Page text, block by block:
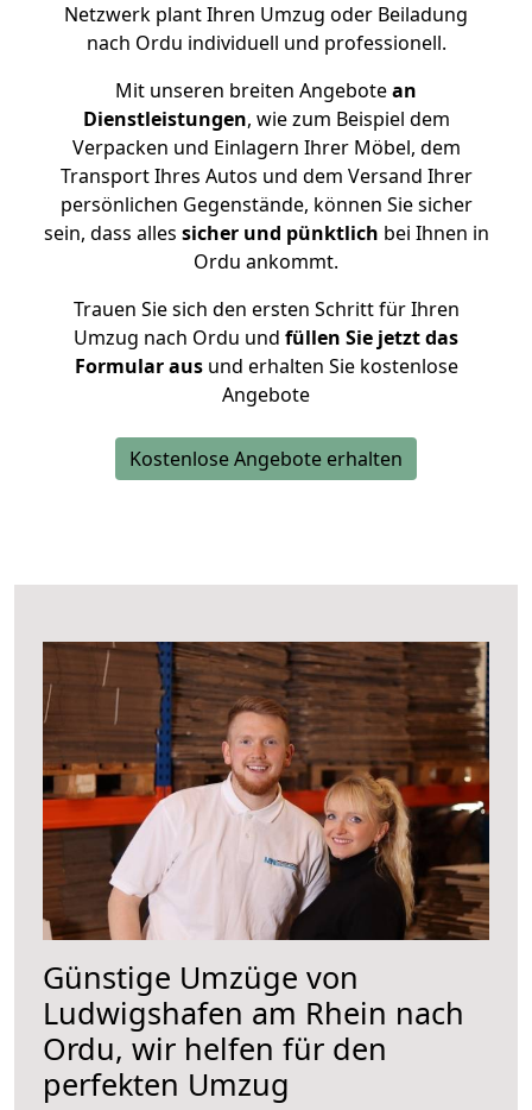
Netzwerk plant Ihren Umzug oder Beiladung
nach Ordu individuell und professionell.
Mit unseren breiten Angebotean
Dienstleistungen, wie zum Beispiel dem
Verpacken und Einlagern Ihrer Möbel, dem
Transport Ihres Autos und dem Versand Ihrer
persönlichen Gegenstände, können Sie sicher
sein, dass alles sicher und pünktlich bei Ihnen in
Ordu ankommt.
Trauen Sie sich den ersten Schritt für Ihren
Umzug nach Ordu und füllen Sie jetzt das
Formular ausund erhalten Sie kostenlose
Angebote
Kostenlose Angebote erhalten
Günstige Umzüge von
Ludwigshafen am Rhein nach
Ordu, wir helfen für den
perfekten Umzug